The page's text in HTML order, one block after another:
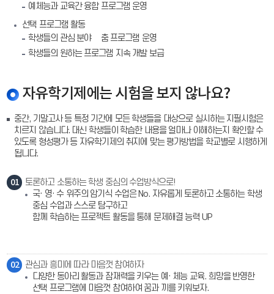
예체능과 교육간 융합 프로그램 운영
선택 프로그램 활동
학생들의 관심 분야 맟춤 프로그램 운영
학생들의 원하는 프로그램 지속 개발 보급
자유학기제에는 시험을 보지 않나요?
중간, 기말고사 등 특정 기간에 모든 학생들을 대상으로 실시하는 지필시험은
치르지 않습니다. 대신 학생들이 학습한 내용을 얼마나 이해하는지 확인할 수
있도록 형성평가 등 자유학기제의 취지에 맞는 평가방법을 학교별로 시행하게
됩니다.
01
토론하고 소통하는 학생 중심의 수업방식으로!
국· 영· 수 위주의 암기식 수업은 No. 자유롭게 토론하고 소통하는 학생
중심 수업과 스스로 탐구하고
함께 학습하는 프로젝트 활동을 통해 문제해결 능력 UP
02
관심과 흥미에 따라 마음껏 참여하자
다양한 동아리 활동과 잠재력을 키우는 예· 체능 교육. 희망을 반영한
선택 프로그램에 마음껏 참여하여 꿈과 끼를 키워보자.